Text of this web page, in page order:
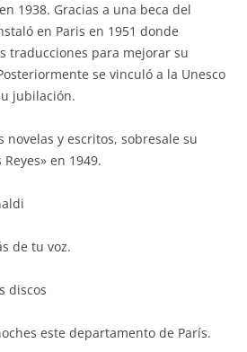
1938. Gracias a una beca del
en Paris en 1951 donde
traducciones para mejorar su
se vinculó a la Unesco
jubilación.
novelas y escritos, sobresale su
en 1949.
de tu voz.
discos
este departamento de París.